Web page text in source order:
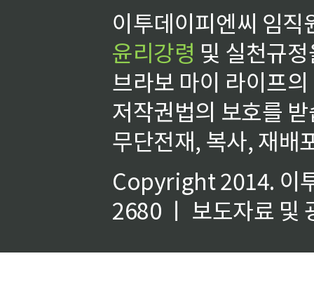
이투데이피엔씨 임
윤리강령 및 실천규
브라보 마이 라이프
저작권법의 보호를
무단전재, 복사, 재배
Copyright 2014. 이
2680 ㅣ 보도자료